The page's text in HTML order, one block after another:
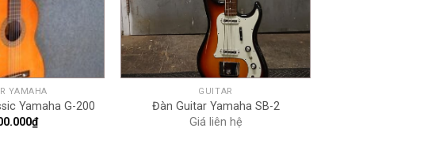
YAMAHA
Yamaha G-200
₫
+
GUITAR
Đàn Guitar Yamaha SB-2
Giá liên hệ